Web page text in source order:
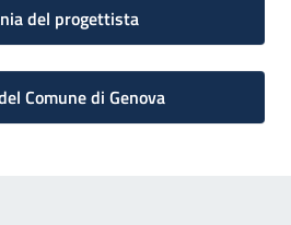
del progettista
Comune di Genova